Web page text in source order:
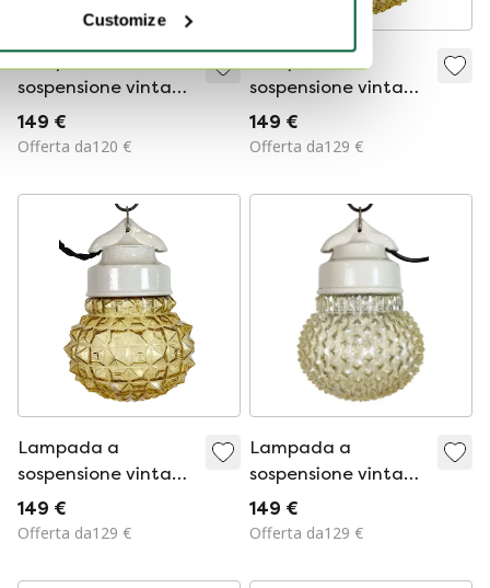
Customize
sospensione vintage
in porcellana
bianca, anni '70
149 €
Offerta da120 €
sospensione vintage
in porcellana
bianca, anni '70
149 €
Offerta da129 €
Lampada a
sospensione vintage
in porcellana
bianca, anni '70
149 €
Offerta da129 €
Lampada a
sospensione vintage
in porcellana
bianca, anni '70
149 €
Offerta da129 €